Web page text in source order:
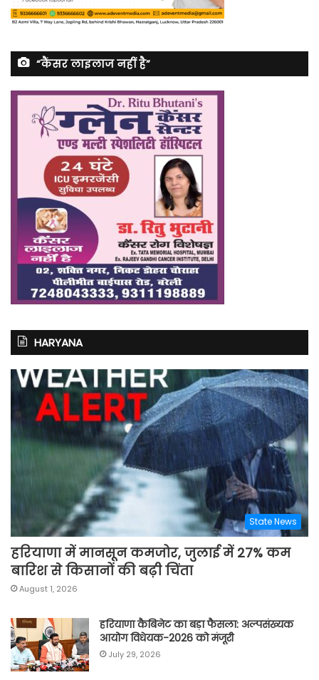
“कैंसर लाइलाज नहीं है”
HARYANA
State News
हरियाणा में मानसून कमजोर, जुलाई में 27% कम
बारिश से किसानों की बढ़ी चिंता
August 1, 2026
हरियाणा कैबिनेट का बड़ा फैसला: अल्पसंख्यक
आयोग विधेयक-2026 को मंजूरी
July 29, 2026